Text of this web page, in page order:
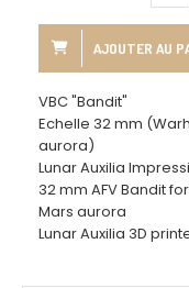
AJOUTER AU
VBC "Bandit"
Echelle 32 mm
aurora)
Lunar Auxilia
32 mm AFV Bandit
Mars aurora
Lunar Auxilia 3D